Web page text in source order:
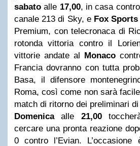
sabato alle 17,00, in casa
canale 213 di Sky, eFox Sports
Premium, con telecronaca di
rotonda vittoria contro il
vittorie andate al Monaco
Francia dovranno con tutta
Basa, il difensore
Roma, così come non sarà
match di ritorno dei preliminari
Domenicaalle 21,00
cercare una pronta reazione
0 contro l’Evian.